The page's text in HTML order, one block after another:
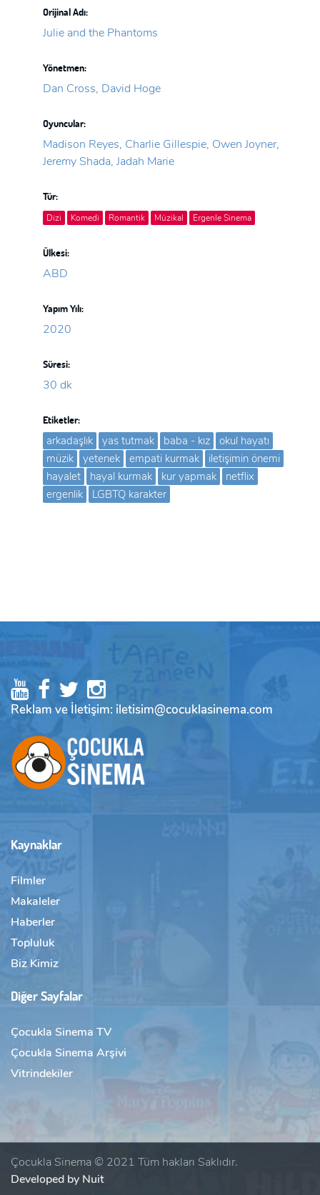
Orijinal Adı:
Julie and the Phantoms
Yönetmen:
Dan Cross, David Hoge
Oyuncular:
Madison Reyes, Charlie Gillespie, Owen Joyner,
Jeremy Shada, Jadah Marie
Tür:
Dizi Komedi Romantik Müzikal Ergenle Sinema
Ülkesi:
ABD
Yapım Yılı:
2020
Süresi:
30 dk
Etiketler:
arkadaşlık yas tutmak baba - kız
okul hayatı
müzik
yetenek empati kurmak
iletişimin önemi
hayalet
hayal kurmak kur yapmak
netflix
ergenlik
LGBTQ karakter
Reklam ve İletişim: iletisim@cocuklasinema.com
Kaynaklar
Filmler
Makaleler
Haberler
Topluluk
Biz Kimiz
Diğer Sayfalar
Çocukla Sinema TV
Çocukla Sinema Arşivi
Vitrindekiler
Çocukla Sinema © 2021 Tüm hakları Saklıdır.
Developed by Nuit